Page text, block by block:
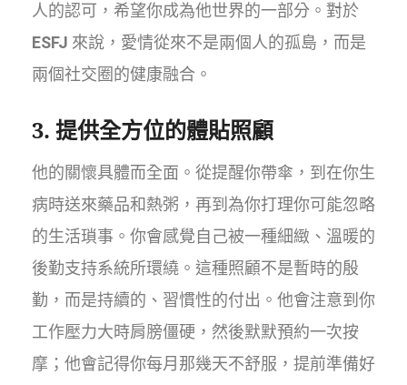
人的認可，希望你成為他世界的一部分。對於
ESFJ 來說，愛情從來不是兩個人的孤島，而是
兩個社交圈的健康融合。
3. 提供全方位的體貼照顧
他的關懷具體而全面。從提醒你帶傘，到在你生
病時送來藥品和熱粥，再到為你打理你可能忽略
的生活瑣事。你會感覺自己被一種細緻、溫暖的
後勤支持系統所環繞。這種照顧不是暫時的殷
勤，而是持續的、習慣性的付出。他會注意到你
工作壓力大時肩膀僵硬，然後默默預約一次按
摩；他會記得你每月那幾天不舒服，提前準備好